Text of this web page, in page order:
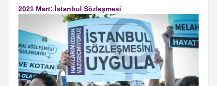
2021 Mart: İstanbul Sözleşmesi